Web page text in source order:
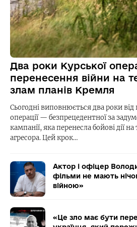
Два роки Курської
перенесення війни на
злам планів Кремля
Сьогодні виповнюється два роки від
операції — безпрецедентної за
кампанії, яка перенесла бойові дії
агресора. Цей крок…
Актор і офіцер
фільми не мають
війною»
«Це зло має бути